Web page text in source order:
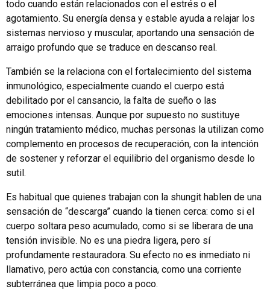
todo cuando están relacionados con el estrés o el
agotamiento. Su energía densa y estable ayuda a relajar los
sistemas nervioso y muscular, aportando una sensación de
arraigo profundo que se traduce en descanso real.
También se la relaciona con el fortalecimiento del sistema
inmunológico, especialmente cuando el cuerpo está
debilitado por el cansancio, la falta de sueño o las
emociones intensas. Aunque por supuesto no sustituye
ningún tratamiento médico, muchas personas la utilizan como
complemento en procesos de recuperación, con la intención
de sostener y reforzar el equilibrio del organismo desde lo
sutil.
Es habitual que quienes trabajan con la shungit hablen de una
sensación de “descarga” cuando la tienen cerca: como si el
cuerpo soltara peso acumulado, como si se liberara de una
tensión invisible. No es una piedra ligera, pero sí
profundamente restauradora. Su efecto no es inmediato ni
llamativo, pero actúa con constancia, como una corriente
subterránea que limpia poco a poco.